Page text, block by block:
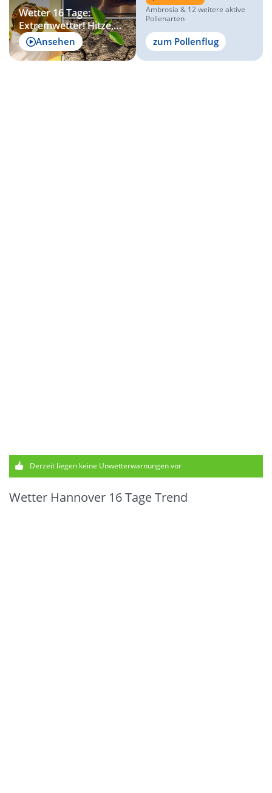
Wetter 16 Tage:
Extremwetter! Hitze,
Dürre und gewaltige
Gewitter
Ansehen
Ambrosia & 12 weitere aktive
Pollenarten
zum Pollenflug
Derzeit liegen keine Unwetterwarnungen vor
Wetter Hannover 16 Tage Trend